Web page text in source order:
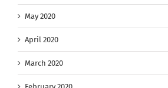
May 2020
April 2020
March 2020